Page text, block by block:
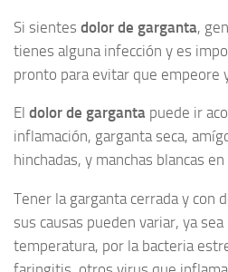
Si sientes dolor de garganta,
tienes alguna infección y es
pronto para evitar que empeore
El dolor de garganta puede ir
inflamación, garganta seca,
hinchadas, y manchas blancas
Tener la garganta cerrada y con
sus causas pueden variar, ya
temperatura, por la bacteria